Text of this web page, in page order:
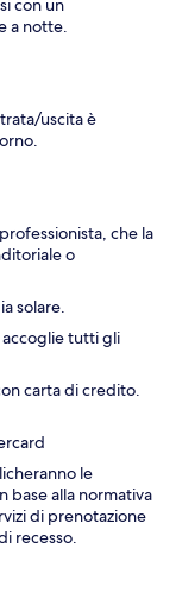
con un
a notte.
uscita è
che la
o
solare.
tutti gli
carta di credito.
le
base alla normativa
di prenotazione
recesso.